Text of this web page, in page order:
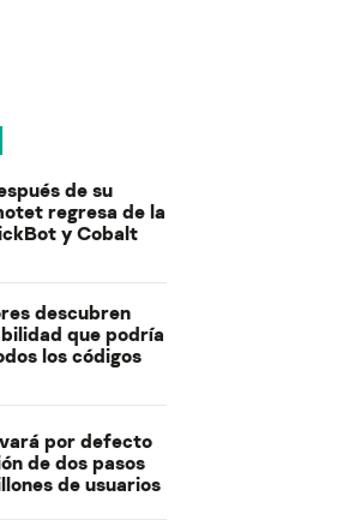
de su
regresa de la
y Cobalt
descubren
que podría
los códigos
por defecto
de dos pasos
de usuarios